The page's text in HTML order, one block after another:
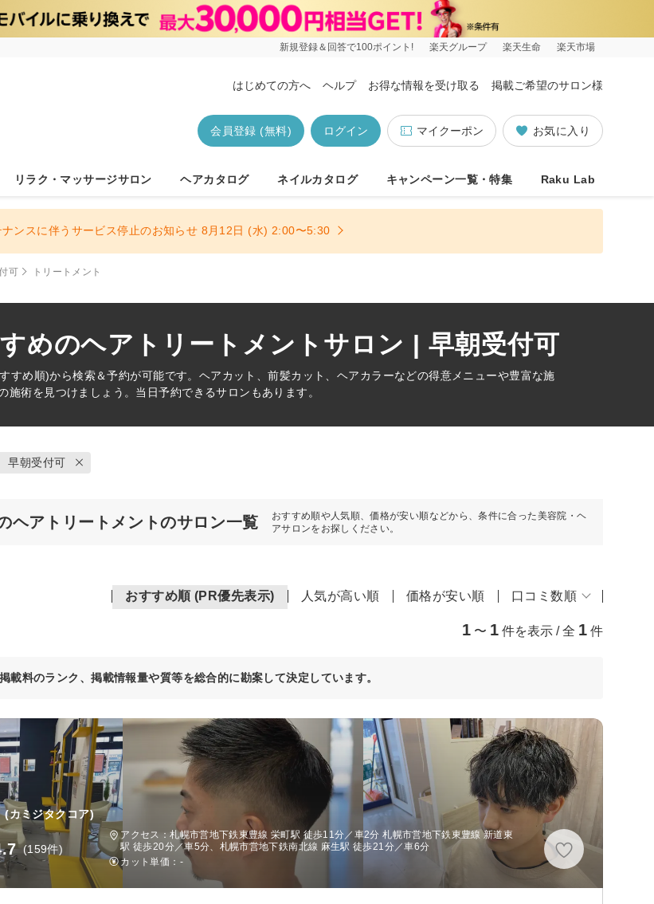
新規登録＆回答で100ポイント! 楽天グループ 楽天生命 楽天市場
はじめての方へ ヘルプ お得な情報を受け取る 掲載ご希望のサロン様
お気に入り
マイクーポン
ログイン
会員登録 (無料)
リラク・マッサージサロン ヘアカタログ ネイルカタログ キャンペーン一覧・特集 Raku Lab
ナンスに伴うサービス停止のお知らせ 8月12日 (水) 2:00〜5:30
可 トリートメント
めのヘアトリートメントサロン | 早朝受付可
すめ順)から検索＆予約が可能です。ヘアカット、前髪カット、ヘアカラーなどの得意メニューや豊富な施
術を見つけましょう。当日予約できるサロンもあります。
早朝受付可
ヘアトリートメントのサロン一覧
おすすめ順や人気順、価格が安い順などから、条件に合った美容院・ヘ
アサロンをお探しください。
おすすめ順 (PR優先表示) 人気が高い順 価格が安い順 口コミ数順
1 〜 1 件を表示 / 全 1 件
載料のランク、掲載情報量や質等を総合的に勘案して決定しています。
(カミジタクコア)
(159件)
アクセス：札幌市営地下鉄東豊線 栄町駅 徒歩11分／車2分 札幌市営地下鉄東豊線 新道東
駅 徒歩20分／車5分、札幌市営地下鉄南北線 麻生駅 徒歩21分／車6分
カット単価： -